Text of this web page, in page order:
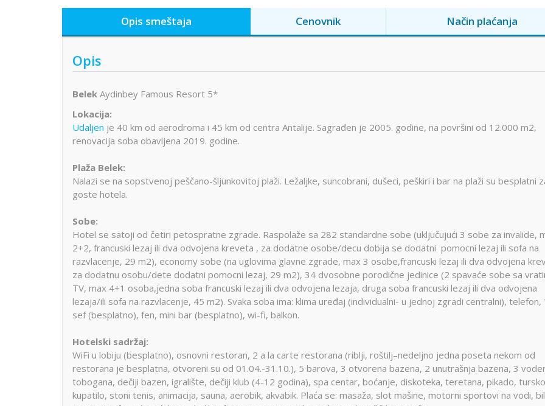
Opis smeštaja Cenovnik Način plaćanja
Opis
Belek Aydinbey Famous Resort 5*
Lokacija:
Udaljen je 40 km od aerodroma i 45 km od centra Antalije. Sagrađen je 2005. godine, na površini od 12.000 m2,
renovacija soba obavljena 2019. godine.
Plaža Belek:
Nalazi se na sopstvenoj peščano-šljunkovitoj plaži. Ležaljke, suncobrani, dušeci, peškiri i bar na plaži su besplatni
goste hotela.
Sobe:
Hotel se satoji od četiri petospratne zgrade. Raspolaže sa 282 standardne sobe (uključujući 3 sobe za invalide,
2+2, francuski lezaj ili dva odvojena kreveta , za dodatne osobe/decu dobija se dodatni pomocni lezaj ili sofa na
razvlacenje, 29 m2), economy sobe (na uglovima glavne zgrade, max 3 osobe,francuski lezaj ili dva odvojena
za dodatnu osobu/dete dodatni pomocni lezaj, 29 m2), 34 dvosobne porodične jedinice (2 spavaće sobe sa
TV, max 4+1 osoba,jedna soba francuski lezaj ili dva odvojena lezaja, druga soba francuski lezaj ili dva odvojena
lezaja/ili sofa na razvlacenje, 45 m2). Svaka soba ima: klima uređaj (individualni- u jednoj zgradi centralni), telefon,
sef (besplatno), fen, mini bar (besplatno), wi-fi, balkon.
Hotelski sadržaj:
WiFi u lobiju (besplatno), osnovni restoran, 2 a la carte restorana (riblji, roštilj–nedeljno jedna poseta nekom od
restorana je besplatna, otvoreni su od 01.04.-31.10.), 5 barova, 3 otvorena bazena, 2 unutrašnja bazena, 3
tobogana, dečiji bazen, igralište, dečiji klub (4-12 godina), spa centar, boćanje, diskoteka, teretana, pikado, tursko
kupatilo, stoni tenis, animacija, sauna, aerobik, akvabik. Plaća se: masaža, slot mašine, motorni sportovi na vodi,